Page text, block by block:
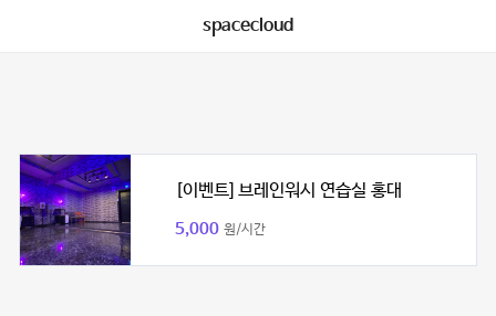
spacecloud
[이벤트] 브레인워시 연습실 홍대
5,000 원/시간